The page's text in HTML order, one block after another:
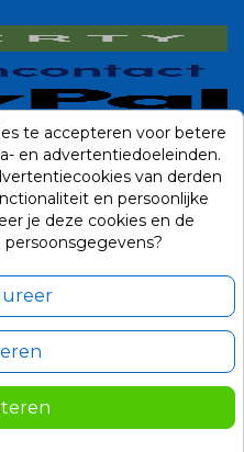
te accepteren voor betere
en advertentiedoeleinden.
van derden
en persoonlijke
je deze cookies en de